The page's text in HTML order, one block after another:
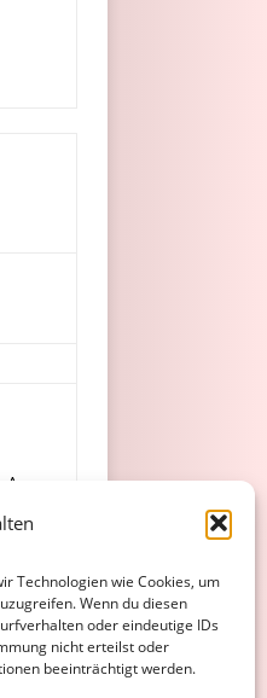
Technologien wie Cookies, um
Wenn du diesen
oder eindeutige IDs
nicht erteilst oder
beeinträchtigt werden.